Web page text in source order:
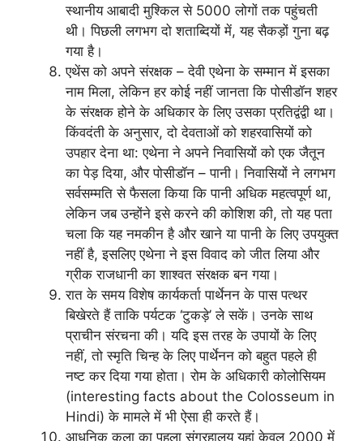
स्थानीय आबादी मुश्किल से 5000 लोगों तक पहुंचती
थी। पिछली लगभग दो शताब्दियों में, यह सैकड़ों गुना बढ़
गया है।
एथेंस को अपने संरक्षक – देवी एथेना के सम्मान में इसका
नाम मिला, लेकिन हर कोई नहीं जानता कि पोसीडॉन शहर
के संरक्षक होने के अधिकार के लिए उसका प्रतिद्वंद्वी था।
किंवदंती के अनुसार, दो देवताओं को शहरवासियों को
उपहार देना था: एथेना ने अपने निवासियों को एक जैतून
का पेड़ दिया, और पोसीडॉन – पानी। निवासियों ने लगभग
सर्वसम्मति से फैसला किया कि पानी अधिक महत्वपूर्ण था,
लेकिन जब उन्होंने इसे करने की कोशिश की, तो यह पता
चला कि यह नमकीन है और खाने या पानी के लिए उपयुक्त
नहीं है, इसलिए एथेना ने इस विवाद को जीत लिया और
ग्रीक राजधानी का शाश्वत संरक्षक बन गया।
रात के समय विशेष कार्यकर्ता पार्थेनन के पास पत्थर
बिखेरते हैं ताकि पर्यटक ‘टुकड़े’ ले सकें। उनके साथ
प्राचीन संरचना की। यदि इस तरह के उपायों के लिए
नहीं, तो स्मृति चिन्ह के लिए पार्थेनन को बहुत पहले ही
नष्ट कर दिया गया होता। रोम के अधिकारी कोलोसियम
(interesting facts about the Colosseum in
Hindi) के मामले में भी ऐसा ही करते हैं।
आधुनिक कला का पहला संग्रहालय यहां केवल 2000 में